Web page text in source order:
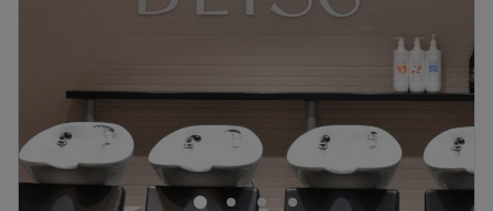
Παρασκευή
09:00
18:00
Κλειστό
Στο Ξανθή Hair Gallery , οι επαγγελματίες του
κομμωτηρίου προσφέρουν μια ποικιλία υπηρεσιών για να
αναδείξουν τη μοναδική σας ομορφιά. Από το φορμάρισμα
και τις θεραπείες μέχρι τις αμπούλες τριχόπτωσης και τις